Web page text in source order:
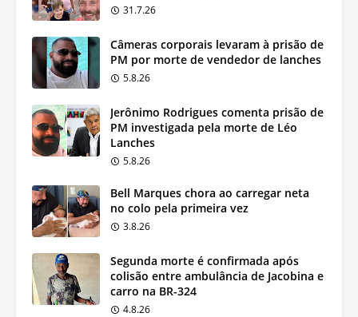
31.7.26
Câmeras corporais levaram à prisão de
PM por morte de vendedor de lanches
5.8.26
Jerônimo Rodrigues comenta prisão de
PM investigada pela morte de Léo
Lanches
5.8.26
Bell Marques chora ao carregar neta
no colo pela primeira vez
3.8.26
Segunda morte é confirmada após
colisão entre ambulância de Jacobina e
carro na BR-324
4.8.26